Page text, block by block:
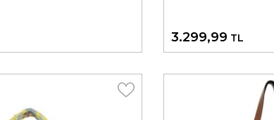
3.299,99 TL